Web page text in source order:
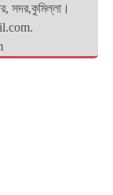
সদর,কুমিল্লা।